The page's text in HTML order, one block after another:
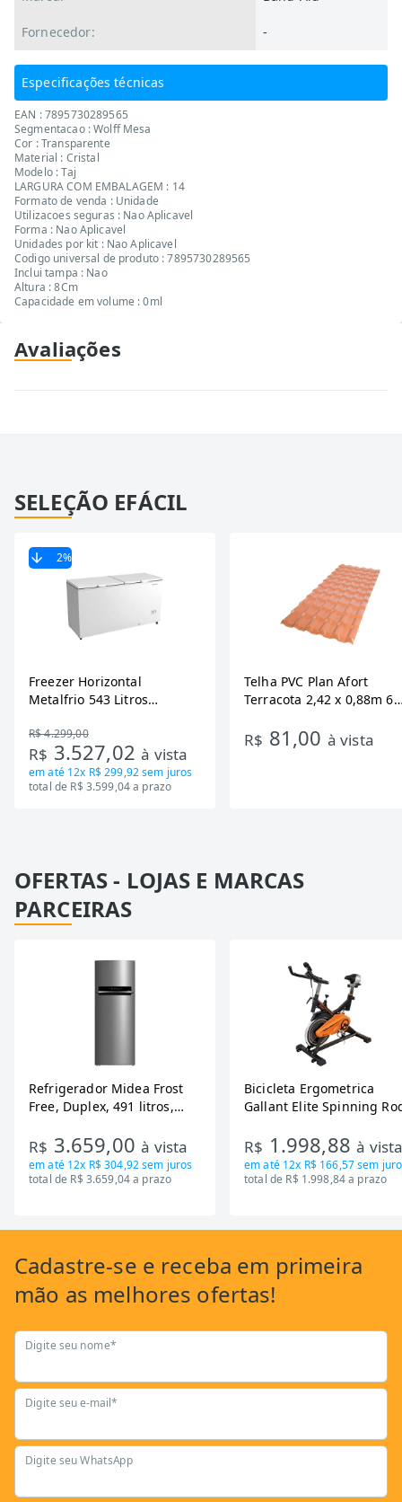
Fornecedor: -
Especificações técnicas
EAN : 7895730289565
Segmentacao : Wolff Mesa
Cor : Transparente
Material : Cristal
Modelo : Taj
LARGURA COM EMBALAGEM : 14
Formato de venda : Unidade
Utilizacoes seguras : Nao Aplicavel
Forma : Nao Aplicavel
Unidades por kit : Nao Aplicavel
Codigo universal de produto : 7895730289565
Inclui tampa : Nao
Altura : 8Cm
Capacidade em volume : 0ml
Avaliações
SELEÇÃO EFÁCIL
2%
Freezer Horizontal
Metalfrio 543 Litros
Tecnologia Inverter, Branco,
Bivolt
R$ 4.299,00
R$ 3.527,02à vista
em até 12x R$ 299,92sem juros
total de R$ 3.599,04 a prazo
Telha PVC Plan Afort
Terracota 2,42 x 0,88m 6
R$ 81,00 à vista
OFERTAS - LOJAS E MARCAS
PARCEIRAS
Refrigerador Midea Frost
Free, Duplex, 491 litros,
RT650EVK463)
R$ 3.659,00à vista
em até 12x R$ 304,92sem juros
total de R$ 3.659,04 a prazo
Bicicleta Ergometrica
Gallant Elite Spinning
Mecanica GSB13HBTA-PT
R$ 1.998,88à
em até 12x R$ 166,57sem
total de R$ 1.998,84 a prazo
Cadastre-se e receba em primeira
mão as melhores ofertas!
Digite seu nome*
Digite seu e-mail*
Digite seu WhatsApp